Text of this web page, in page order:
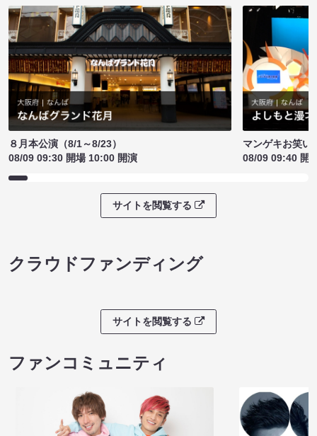
８月本公演（8/1～8/23）
08/09 09:30 開場 10:00 開演
マンゲキお笑い
08/09 09:40 開
サイトを閲覧する
クラウドファンディング
サイトを閲覧する
ファンコミュニティ